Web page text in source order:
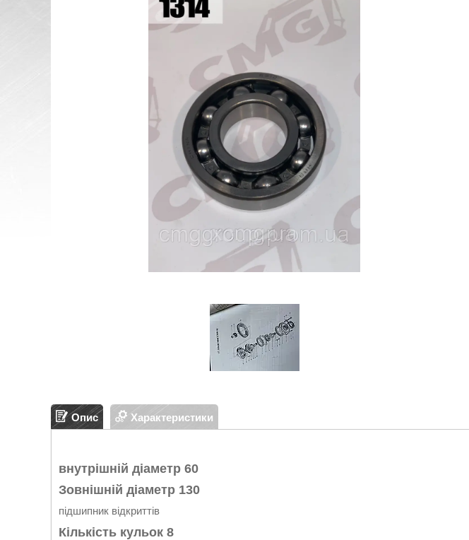
Опис Характеристики
внутрішній діаметр 60
Зовнішній діаметр 130
підшипник відкриттів
Кількість кульок 8